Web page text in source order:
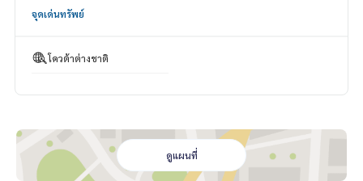
Line ID: @mcre
rust.
kok #rentcondo #rentalproperty #rental #Luxurycondofo
rrent #Condo near the BTS #Condo #MCRE #realestateag
ent #MRT #BTS #nearschools #schools #Emporium #EmQ
จุดเด่นทรัพย์
โควต้าต่างชาติ
ดูแผนที่